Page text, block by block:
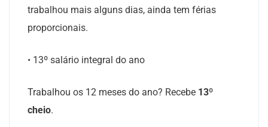
trabalhou mais alguns dias, ainda tem férias
proporcionais.
• 13º salário integral do ano
Trabalhou os 12 meses do ano? Recebe 13º
cheio.